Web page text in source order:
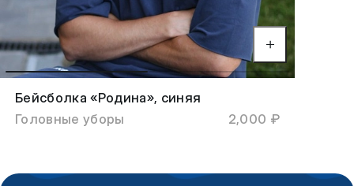
Бейсболка «Родина», синяя
Головные уборы
2,000 ₽